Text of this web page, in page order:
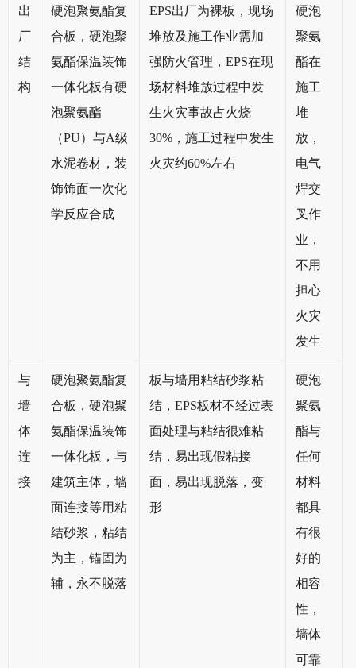
出
厂
结
构
硬泡聚氨酯复
合板，硬泡聚
氨酯保温装饰
一体化板有硬
泡聚氨酯
（PU）与A级
水泥卷材，装
饰饰面一次化
学反应合成
EPS出厂为裸板，现场
堆放及施工作业需加
强防火管理，EPS在现
场材料堆放过程中发
生火灾事故占火烧
30%，施工过程中发生
火灾约60%左右
硬泡
聚氨
酯在
施工
堆
放，
电气
焊交
叉作
业，
不用
担心
火灾
发生
与
墙
体
连
接
硬泡聚氨酯复
合板，硬泡聚
氨酯保温装饰
一体化板，与
建筑主体，墙
面连接等用粘
结砂浆，粘结
为主，锚固为
辅，永不脱落
板与墙用粘结砂浆粘
结，EPS板材不经过表
面处理与粘结很难粘
结，易出现假粘接
面，易出现脱落，变
形
硬泡
聚氨
酯与
任何
材料
都具
有很
好的
相容
性，
墙体
可靠